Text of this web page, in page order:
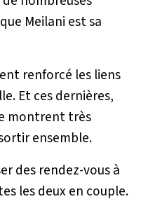
Meilani est sa
renforcé les liens
Et ces dernières,
montrent très
ensemble.
des rendez-vous à
les deux en couple.